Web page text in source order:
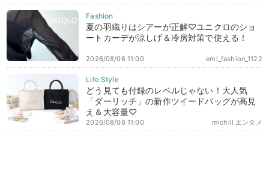
夏の羽織りはシアーが正解♡ユニクロのショ
ートカーデが涼しげ＆冷房対策で使える！
emi_fashion_1122
2026/08/06 11:00
どう見ても付録のレベルじゃない！大人気
「ダーリッチ」の新作ツイードバッグが高見
え＆大容量♡
michill エンタメ
2026/08/06 11:00